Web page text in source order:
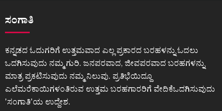
ಸಂಗಾತಿ
ಕನ್ನಡದ ಓದುಗರಿಗೆ ಉತ್ತಮವಾದ ಎಲ್ಲ ಪ್ರಕಾರದ ಬರಹಳನ್ನು ಓದಲು
ಒದಗಿಸುವುದು ನಮ್ಮ ಗುರಿ. ಜನಪರವಾದ, ಜೀವಪರವಾದ ಬರಹಗಳನ್ನು
ಮಾತ್ರ ಪ್ರಕಟಿಸುವುದು ನಮ್ಮ ನಿಲುವು. ಪ್ರತಿಭೆಯಿದ್ದೂ
ಎಲೆಮರೆಕಾಯಿಗಳಂತಿರುವ ಉತ್ತಮ ಬರಹಗಾರರಿಗೆ ವೇದಿಕೆಒದಗಿಸುವುದು
ʼಸಂಗಾತಿʼಯ ಉದ್ದೇಶ.